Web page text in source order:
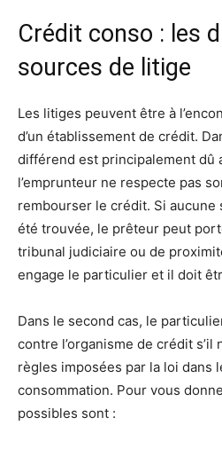
Crédit conso : les
sources de litige
Les litiges peuvent être à
d’un établissement de crédit.
différend est principalement dû
l’emprunteur ne respecte pas
rembourser le crédit. Si aucune
été trouvée, le prêteur peut
tribunal judiciaire ou de
engage le particulier et il doit
Dans le second cas, le
contre l’organisme de crédit
règles imposées par la loi dans
consommation. Pour vous
possibles sont :